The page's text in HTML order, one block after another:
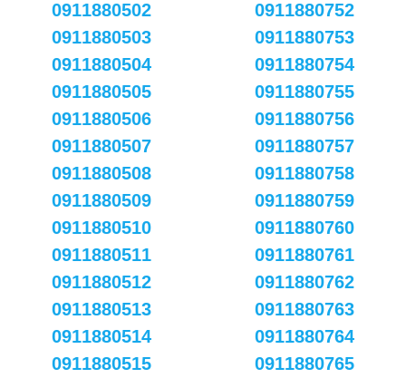
0911880502
0911880503
0911880504
0911880505
0911880506
0911880507
0911880508
0911880509
0911880510
0911880511
0911880512
0911880513
0911880514
0911880515
0911880752
0911880753
0911880754
0911880755
0911880756
0911880757
0911880758
0911880759
0911880760
0911880761
0911880762
0911880763
0911880764
0911880765